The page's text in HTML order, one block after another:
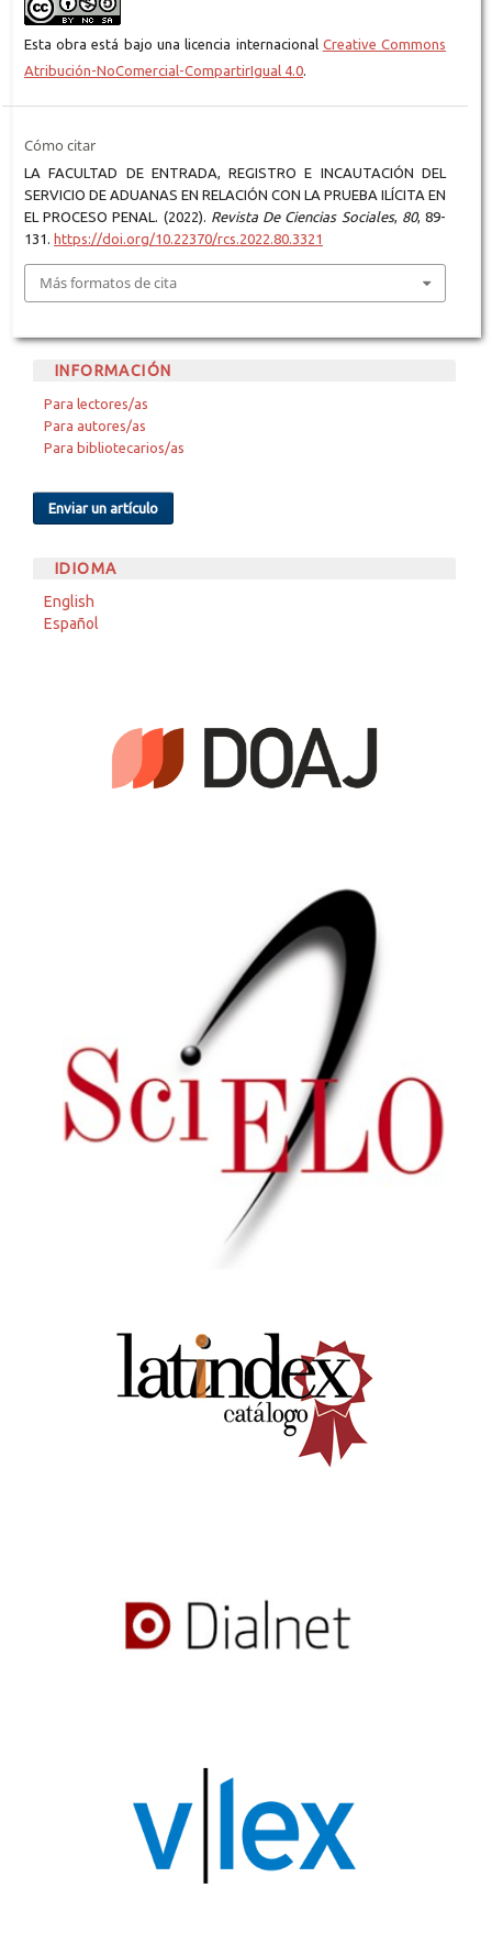
Esta obra está bajo una licencia internacional Creative Commons
Atribución-NoComercial-CompartirIgual 4.0.
Cómo citar
LA FACULTAD DE ENTRADA, REGISTRO E INCAUTACIÓN DEL
SERVICIO DE ADUANAS EN RELACIÓN CON LA PRUEBA ILÍCITA EN
EL PROCESO PENAL. (2022). Revista De Ciencias Sociales, 80, 89-
131. https://doi.org/10.22370/rcs.2022.80.3321
Más formatos de cita
INFORMACIÓN
Para lectores/as
Para autores/as
Para bibliotecarios/as
Enviar un artículo
IDIOMA
English
Español